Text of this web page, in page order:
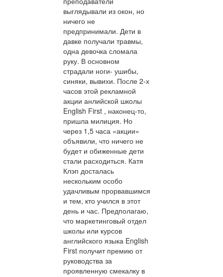
выглядывали из окон, но
ничего не
предпринимали. Дети в
давке получали травмы,
одна девочка сломала
руку. В основном
страдали ноги- ушибы,
синяки, вывихи. После 2-х
часов этой рекламной
акции анлийской школы
English First , наконец-то,
пришла милиция. Но
через 1,5 часа «акции»
объявили, что ничего не
будет и обиженные дети
стали расходиться. Катя
Клэп досталась
нескольким особо
удачливым прорвавшимся
и тем, кто учился в этот
день и час. Предполагаю,
что маркетинговый отдел
школы или курсов
английского языка English
First получит премию от
руководства за
проявленную смекалку в